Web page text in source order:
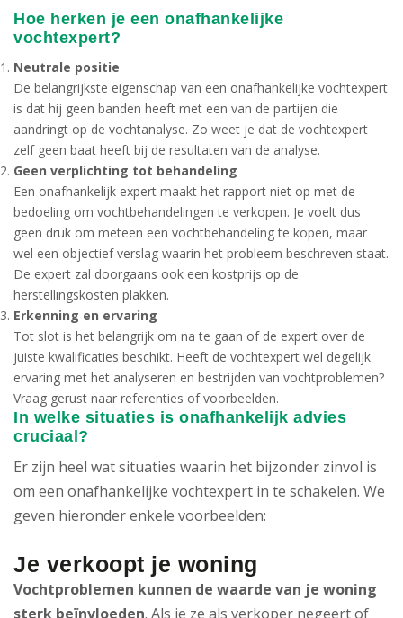
Hoe herken je een onafhankelijke
vochtexpert?
Neutrale positie
De belangrijkste eigenschap van een onafhankelijke vochtexpert
is dat hij geen banden heeft met een van de partijen die
aandringt op de vochtanalyse. Zo weet je dat de vochtexpert
zelf geen baat heeft bij de resultaten van de analyse.
Geen verplichting tot behandeling
Een onafhankelijk expert maakt het rapport niet op met de
bedoeling om vochtbehandelingen te verkopen. Je voelt dus
geen druk om meteen een vochtbehandeling te kopen, maar
wel een objectief verslag waarin het probleem beschreven staat.
De expert zal doorgaans ook een kostprijs op de
herstellingskosten plakken.
Erkenning en ervaring
Tot slot is het belangrijk om na te gaan of de expert over de
juiste kwalificaties beschikt. Heeft de vochtexpert wel degelijk
ervaring met het analyseren en bestrijden van vochtproblemen?
Vraag gerust naar referenties of voorbeelden.
In welke situaties is onafhankelijk advies
cruciaal?
Er zijn heel wat situaties waarin het bijzonder zinvol is
om een onafhankelijke vochtexpert in te schakelen. We
geven hieronder enkele voorbeelden:
Je verkoopt je woning
Vochtproblemen kunnen de waarde van je woning
sterk beïnvloeden. Als je ze als verkoper negeert of